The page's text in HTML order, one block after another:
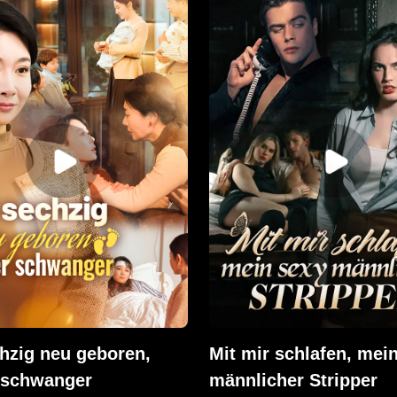
was Charles jedoch
Wie es das Schicksal
Ella fest, dass sie
war. Charles ließ sie
im Stich und ließ sie
eines Unfalls allein,
zu löschen
arm, voller Banditen und
Zukunft. Doch Jace hat
niemand hier hat: Wissen
anderen Zeit. Mit
neuen Waffen und
verwandelt er das Chaos
Ordnung. Er kämpft sich
Schritt für Schritt, und
sein eigenes Reich. Einer
alle und er gewinnt.
neu geboren,
Mit mir schlafen,
männlicher Stripper